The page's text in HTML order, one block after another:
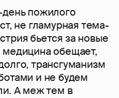
день пожилого
не гламурная тема-
бьется за новые
медицина обещает,
трансгуманизм
и не будем
А меж тем в